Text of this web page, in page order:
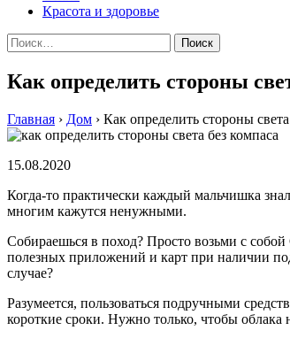
Красота и здоровье
Найти:
Как определить стороны
Главная › Дом › Как определить стороны
15.08.2020
Когда-то практически каждый мальчишка
многим кажутся ненужными.
Собираешься в поход? Просто возьми с
полезных приложений и карт при наличии
случае?
Разумеется, пользоваться подручными
короткие сроки. Нужно только, чтобы